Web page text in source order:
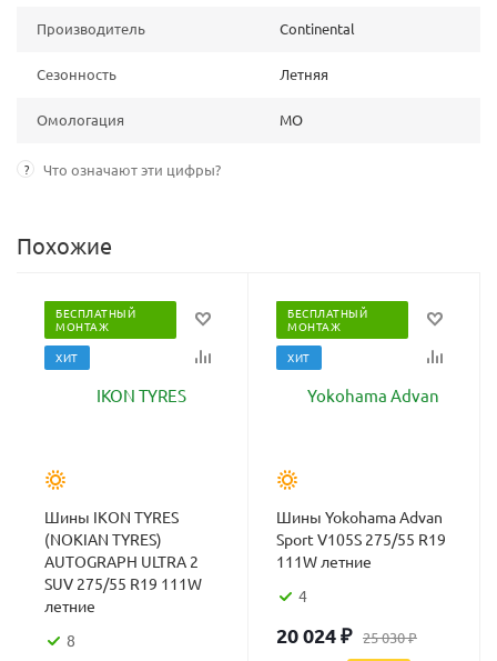
Производитель Continental
Сезонность Летняя
Омологация MO
? Что означают эти цифры?
Похожие
БЕСПЛАТНЫЙ
МОНТАЖ
ХИТ
Шины IKON TYRES
(NOKIAN TYRES)
AUTOGRAPH ULTRA 2
SUV 275/55 R19 111W
летние
8
БЕСПЛАТНЫЙ
МОНТАЖ
ХИТ
Шины Yokohama Advan
Sport V105S 275/55 R19
111W летние
4
20 024₽ 25 030₽